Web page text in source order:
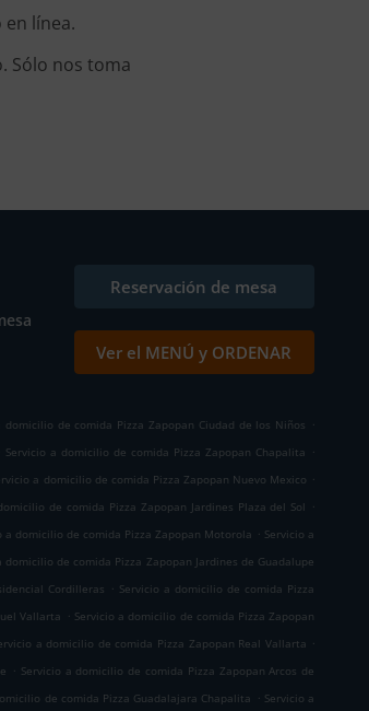
línea.
Sólo nos toma
Reservación de mesa
Ver el MENÚ y ORDENAR
domicilio de comida Pizza Zapopan Ciudad de los Niños .
Servicio a domicilio de comida Pizza Zapopan Chapalita .
a domicilio de comida Pizza Zapopan Nuevo Mexico .
de comida Pizza Zapopan Jardines Plaza del Sol .
a domicilio de comida Pizza Zapopan Motorola . Servicio a
domicilio de comida Pizza Zapopan Jardines de Guadalupe
Cordilleras . Servicio a domicilio de comida Pizza
Vallarta . Servicio a domicilio de comida Pizza Zapopan
a domicilio de comida Pizza Zapopan Real Vallarta .
. Servicio a domicilio de comida Pizza Zapopan Arcos de
de comida Pizza Guadalajara Chapalita . Servicio a